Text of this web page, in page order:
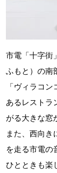
市電「十字街
ふもと）の南
「ヴィラコ
あるレストラ
がる大きな窓
また、西向
を走る市電の
ひとときも楽